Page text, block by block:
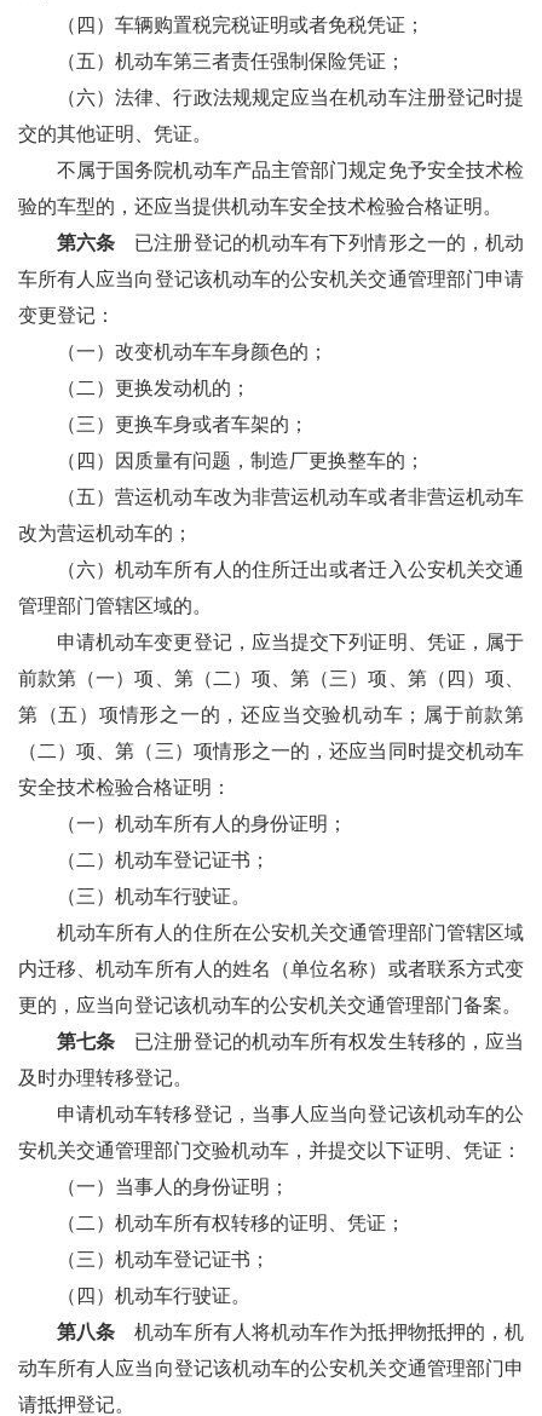
（四）车辆购置税完税证明或者免税凭证；
（五）机动车第三者责任强制保险凭证；
（六）法律、行政法规规定应当在机动车注册登记时提
交的其他证明、凭证。
不属于国务院机动车产品主管部门规定免予安全技术检
验的车型的，还应当提供机动车安全技术检验合格证明。
第六条 已注册登记的机动车有下列情形之一的，机动
车所有人应当向登记该机动车的公安机关交通管理部门申请
变更登记：
（一）改变机动车车身颜色的；
（二）更换发动机的；
（三）更换车身或者车架的；
（四）因质量有问题，制造厂更换整车的；
（五）营运机动车改为非营运机动车或者非营运机动车
改为营运机动车的；
（六）机动车所有人的住所迁出或者迁入公安机关交通
管理部门管辖区域的。
申请机动车变更登记，应当提交下列证明、凭证，属于
前款第（一）项、第（二）项、第（三）项、第（四）项、
第（五）项情形之一的，还应当交验机动车；属于前款第
（二）项、第（三）项情形之一的，还应当同时提交机动车
安全技术检验合格证明：
（一）机动车所有人的身份证明；
（二）机动车登记证书；
（三）机动车行驶证。
机动车所有人的住所在公安机关交通管理部门管辖区域
内迁移、机动车所有人的姓名（单位名称）或者联系方式变
更的，应当向登记该机动车的公安机关交通管理部门备案。
第七条 已注册登记的机动车所有权发生转移的，应当
及时办理转移登记。
申请机动车转移登记，当事人应当向登记该机动车的公
安机关交通管理部门交验机动车，并提交以下证明、凭证：
（一）当事人的身份证明；
（二）机动车所有权转移的证明、凭证；
（三）机动车登记证书；
（四）机动车行驶证。
第八条 机动车所有人将机动车作为抵押物抵押的，机
动车所有人应当向登记该机动车的公安机关交通管理部门申
请抵押登记。